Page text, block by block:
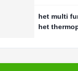
het multi
het